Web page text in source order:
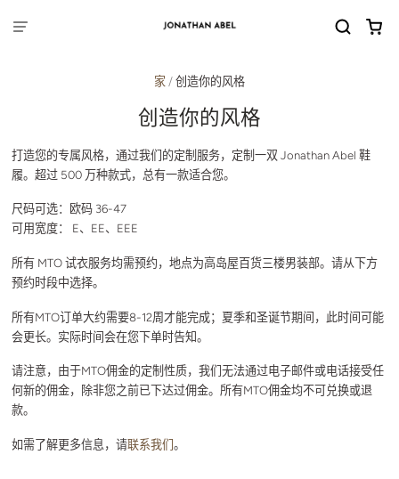
家 / 创造你的风格
创造你的风格
打造您的专属风格，通过我们的定制服务，定制一双 Jonathan Abel 鞋
履。超过 500 万种款式，总有一款适合您。
尺码可选：
欧码 36-47
可用宽度：
E、EE、EEE
所有 MTO 试衣服务均需预约，地点为高岛屋百货三楼男装部。请从下方
预约时段中选择。
所有MTO订单大约需要8-12周才能完成；夏季和圣诞节期间，此时间可能
会更长。实际时间会在您下单时告知。
请注意，由于MTO佣金的定制性质，我们无法通过电子邮件或电话接受任
何新的佣金，除非您之前已下达过佣金。所有MTO佣金均不可兑换或退
款。
如需了解更多信息，请联系我们。